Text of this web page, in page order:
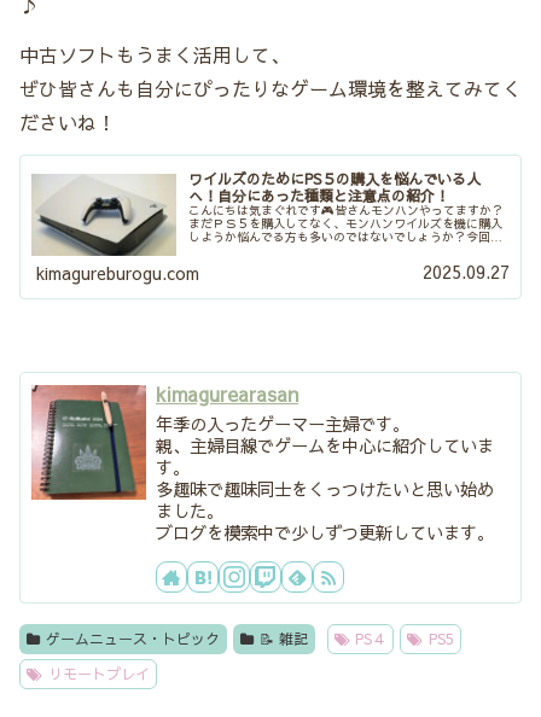
中古ソフトもうまく活用して、
ぜひ皆さんも自分にぴったりなゲーム環境を整えてみてく
ださいね！
ワイルズのためにPS５の購入を悩んでいる人
へ！自分にあった種類と注意点の紹介！
こんにちは気まぐれです🎮皆さんモンハンやってますか？
まだＰＳ５を購入してなく、モンハンワイルズを機に購入
しようか悩んでる方も多いのではないでしょうか？今回は
kimagureburogu.com 2025.09.27
kimagurearasan
年季の入ったゲーマー主婦です。
親、主婦目線でゲームを中心に紹介していま
す。
多趣味で趣味同士をくっつけたいと思い始め
ました。
ブログを模索中で少しずつ更新しています。
ゲームニュース・トピック 📝 雑記 PS４
PS5
リモートプレイ